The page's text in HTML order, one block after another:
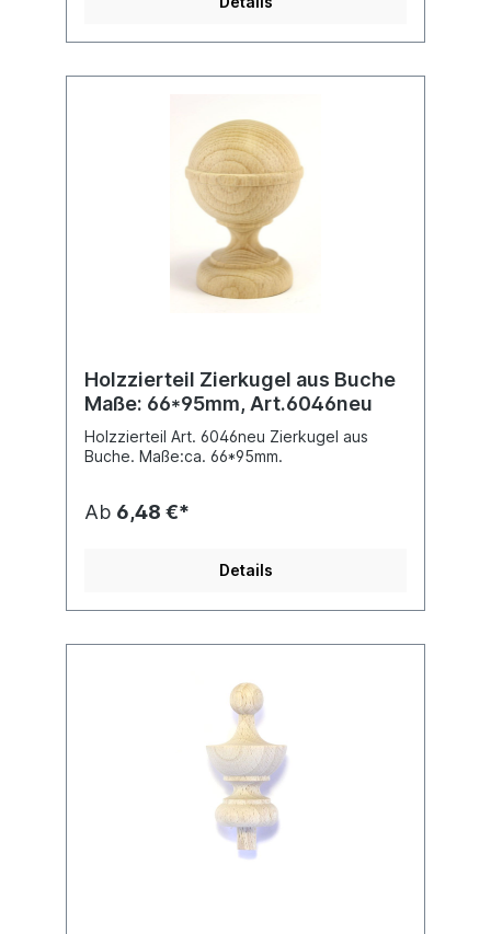
Holzzierteil Zierkugel aus Buche
Maße: 66*95mm, Art.6046neu
Holzzierteil Art. 6046neu Zierkugel aus
Buche. Maße:ca. 66*95mm.
Ab 6,48 €*
Details